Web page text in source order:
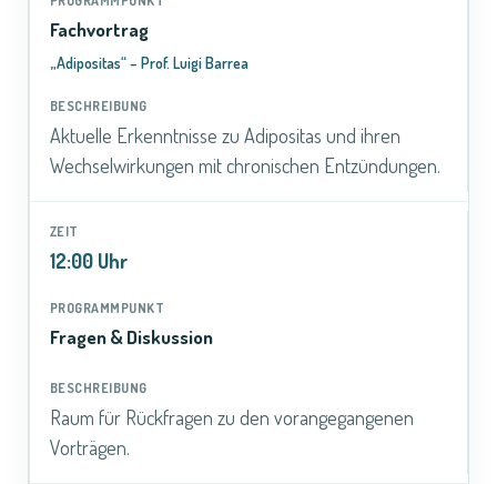
Fachvortrag
„Adipositas“ – Prof. Luigi Barrea
Aktuelle Erkenntnisse zu Adipositas und ihren
Wechselwirkungen mit chronischen Entzündungen.
12:00 Uhr
Fragen & Diskussion
Raum für Rückfragen zu den vorangegangenen
Vorträgen.